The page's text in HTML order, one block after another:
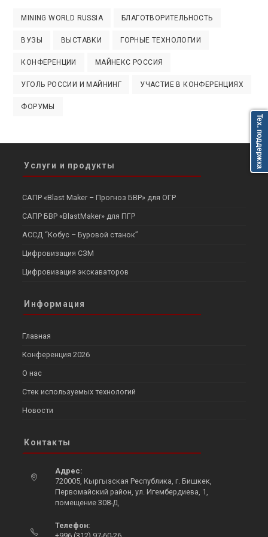
MINING WORLD RUSSIA БЛАГОТВОРИТЕЛЬНОСТЬ
ВУЗЫ ВЫСТАВКИ ГОРНЫЕ ТЕХНОЛОГИИ
КОНФЕРЕНЦИИ МАЙНЕКС РОССИЯ
УГОЛЬ РОССИИ И МАЙНИНГ УЧАСТИЕ В КОНФЕРЕНЦИЯХ
ФОРУМЫ
Услуги и продукты
САПР «Blast Maker – Прогноз БВР» для ОГР
САПР БВР «BlastMaker» для ПГР
АССД “Кобус – Буровой станок”
Цифровизация СЗМ
Цифровизация экскаваторов
Информация
Главная
Конференция 2026
О нас
Стек используемых технологий
Новости
Контакты
Адрес:
720005, Кыргызская Республика, г. Бишкек,
Первомайский район, ул. Игембердиева, 1,
помещение 308-Д
in
Телефон:
Тех. поддержка